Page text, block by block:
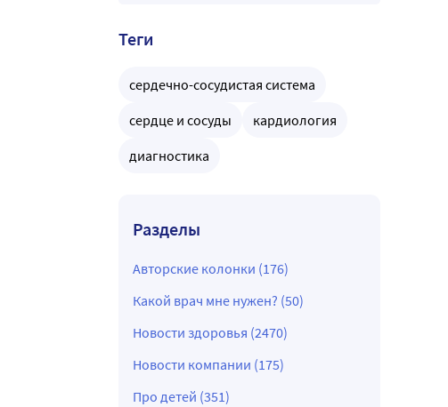
Теги
сердечно-сосудистая система
сердце и сосуды
кардиология
диагностика
Разделы
Авторские колонки (176)
Какой врач мне нужен? (50)
Новости здоровья (2470)
Новости компании (175)
Про детей (351)